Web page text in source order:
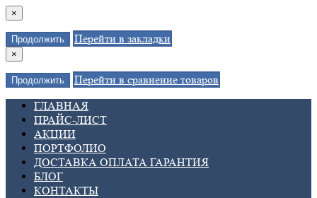
×
Продолжить Перейти в закладки
×
Продолжить
Перейти в сравнение товаров
ГЛАВНАЯ
ПРАЙС-ЛИСТ
АКЦИИ
ПОРТФОЛИО
ДОСТАВКА ОПЛАТА ГАРАНТИЯ
БЛОГ
КОНТАКТЫ